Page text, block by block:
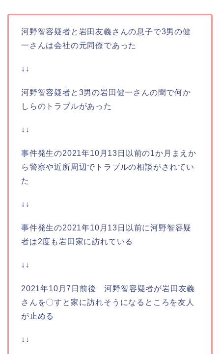
河野智容疑者と岩田友義さんの息子で3男の健
一さんは会社の元同僚であった
↓↓
河野智容疑者と3男の岩田健一さんの間で何か
しらのトラブルがあった
↓↓
事件発生の2021年10月13日以前の1か月まえか
ら警察や近所周辺でトラブルの相談がされてい
た
↓↓
事件発生の2021年10月13日以前に河野智容疑
者は2度も岩田家に訪れている
↓↓
2021年10月7日前後 河野智容疑者が岩田友義
さんを〇すと家に訪れそうになるところを友人
が止める
↓↓